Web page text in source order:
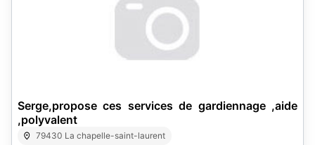
Serge,propose ces services de gardiennage ,aide
,polyvalent
79430 La chapelle-saint-laurent